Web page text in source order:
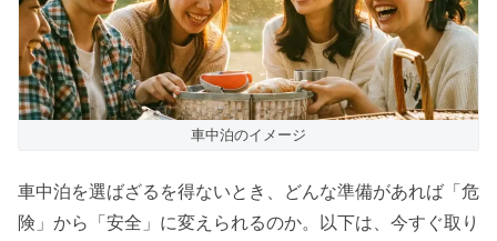
車中泊のイメージ
車中泊を選ばざるを得ないとき、どんな準備があれば「危
険」から「安全」に変えられるのか。以下は、今すぐ取り